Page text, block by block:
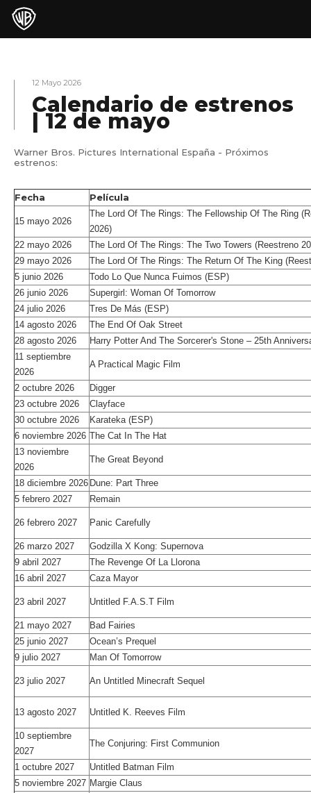
12 Mayo 2026
Calendario de estrenos
| 12 de mayo
Warner Bros. Pictures International España - Próximos
estrenos:
Fecha Película
15 mayo 2026
The Lord Of The Rings: The Fellowship Of The Ring
2026)
22 mayo 2026
The Lord Of The Rings: The Two Towers (Reestreno
29 mayo 2026
The Lord Of The Rings: The Return Of The King
5 junio 2026
Todo Lo Que Nunca Fuimos (ESP)
26 junio 2026
Supergirl: Woman Of Tomorrow
24 julio 2026
Tres De Más (ESP)
14 agosto 2026
The End Of Oak Street
28 agosto 2026
Harry Potter And The Sorcerer's Stone – 25th
11 septiembre
2026
A Practical Magic Film
2 octubre 2026
Digger
23 octubre 2026
Clayface
30 octubre 2026
Karateka (ESP)
6 noviembre 2026 The Cat In The Hat
13 noviembre
2026
The Great Beyond
18 diciembre 2026 Dune: Part Three
5 febrero 2027
Remain
26 febrero 2027 Panic Carefully
26 marzo 2027
Godzilla X Kong: Supernova
9 abril 2027
The Revenge Of La Llorona
16 abril 2027
Caza Mayor
23 abril 2027 Untitled F.A.S.T Film
21 mayo 2027
Bad Fairies
25 junio 2027
Ocean’s Prequel
9 julio 2027
Man Of Tomorrow
23 julio 2027 An Untitled Minecraft Sequel
13 agosto 2027 Untitled K. Reeves Film
10 septiembre
2027
The Conjuring: First Communion
1 octubre 2027
Untitled Batman Film
5 noviembre 2027 Margie Claus